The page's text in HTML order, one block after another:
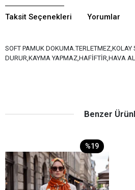
Taksit Seçenekleri Yorumlar
SOFT PAMUK DOKUMA.TERLETMEZ,KOLAY
DURUR,KAYMA YAPMAZ,HAFİFTİR,HAVA
Benzer
%19